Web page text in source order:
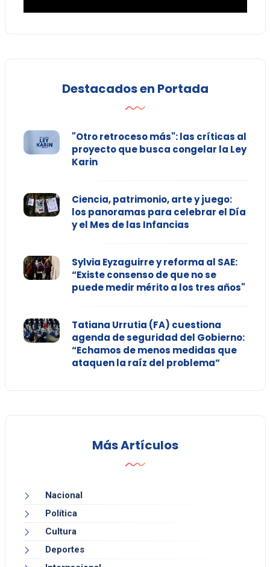
Destacados en Portada
"Otro retroceso más": las críticas al
proyecto que busca congelar la Ley
Karin
Ciencia, patrimonio, arte y juego:
los panoramas para celebrar el Día
y el Mes de las Infancias
Sylvia Eyzaguirre y reforma al SAE:
“Existe consenso de que no se
puede medir mérito a los tres años"
Tatiana Urrutia (FA) cuestiona
agenda de seguridad del Gobierno:
“Echamos de menos medidas que
ataquen la raíz del problema”
Más Artículos
Nacional
Política
Cultura
Deportes